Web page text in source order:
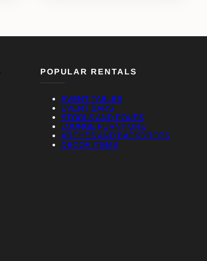
POPULAR RENTALS
EVENT TABLES
EVENT BARS
STOOLS AND POUFS
LOUNGE FURNITURE
ARCHES AND BACKDROPS
DECOR ITEMS